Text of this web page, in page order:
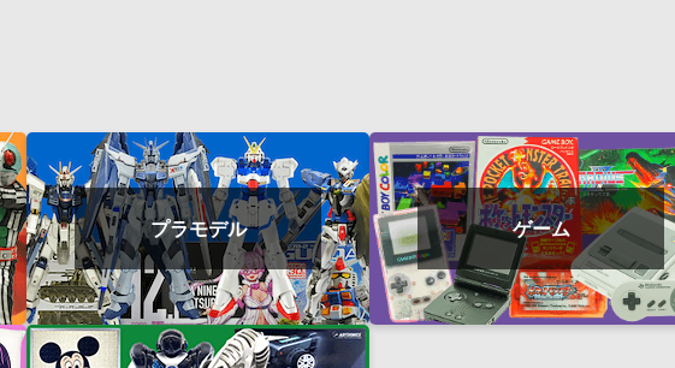
プラモデル ゲーム